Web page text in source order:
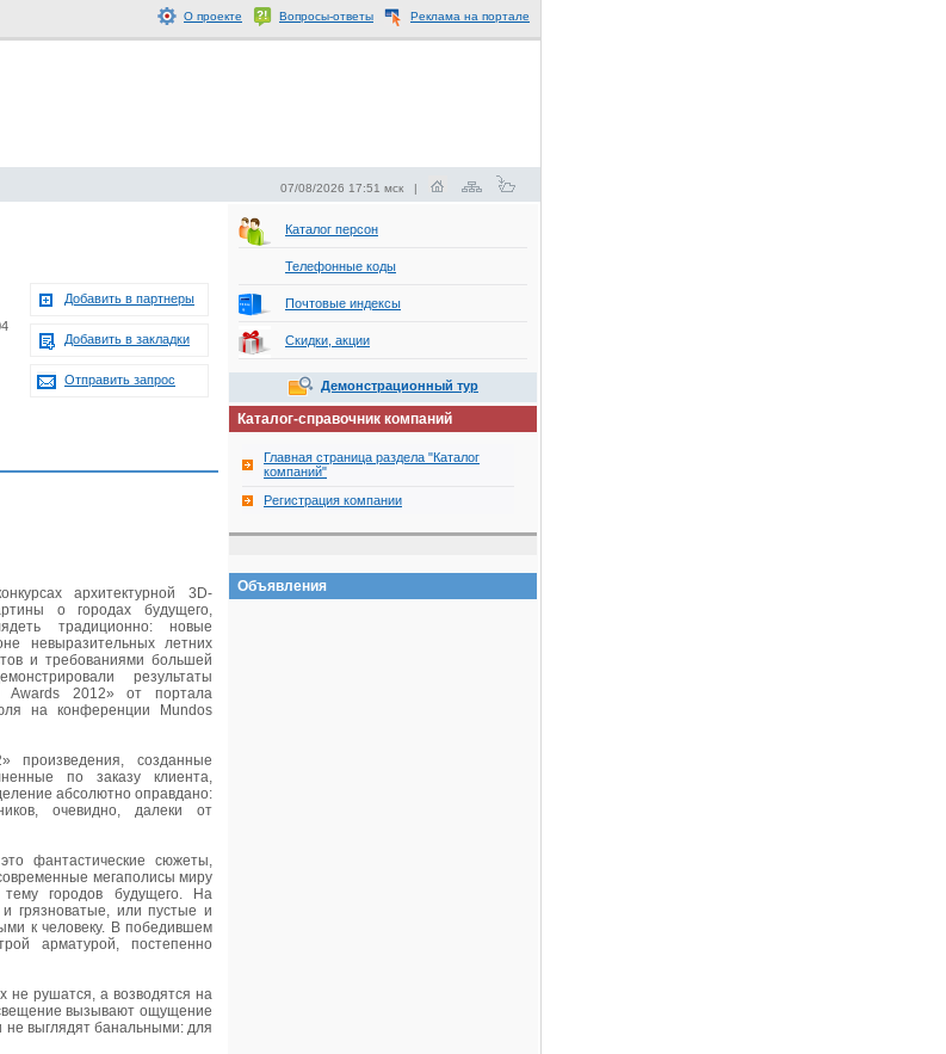
О проекте Вопросы-ответы Реклама на портале
07/08/2026 17:51 мск |
Добавить в партнеры
Добавить в закладки
Отправить запрос
архитектурной 3D-
о городах будущего,
традиционно: новые
невыразительных летних
и требованиями большей
результаты
Awards 2012» от портала
на конференции Mundos
произведения, созданные
по заказу клиента,
абсолютно оправдано:
очевидно, далеки от
фантастические сюжеты,
мегаполисы миру
городов будущего. На
грязноватые, или пустые и
к человеку. В победившем
арматурой, постепенно
не рушатся, а возводятся на
вызывают ощущение
выглядят банальными: для
Каталог персон
Телефонные коды
Почтовые индексы
Скидки, акции
Демонстрационный тур
Каталог-справочник компаний
Главная страница раздела "Каталог
компаний"
Регистрация компании
Объявления